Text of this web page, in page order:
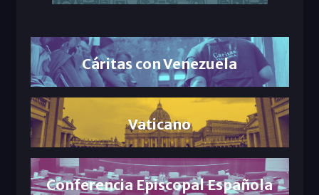
Cáritas con Venezuela
Vaticano
Conferencia Episcopal Española